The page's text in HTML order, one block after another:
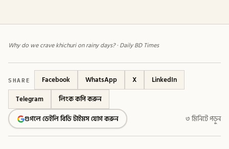
Why do we crave khichuri on rainy days? · Daily BD Times
SHARE Facebook WhatsApp X
LinkedIn
Telegram
লিংক কপি করুন
গুগলে ডেইলি বিডি টাইমস যোগ করুন
৩ মিনিটে পড়ুন